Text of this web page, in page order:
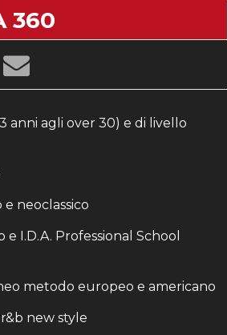
360
anni agli over 30) e di livello
neoclassico
I.D.A. Professional School
metodo europeo e americano
new style